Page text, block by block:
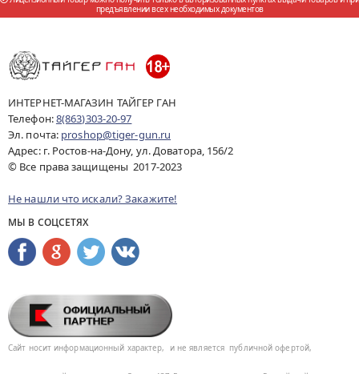
предъявлении всех необходимых документов
ИНТЕРНЕТ-МАГАЗИН ТАЙГЕР ГАН
Телефон:8(863)303-20-97
Эл. почта: proshop@tiger-gun.ru
Адрес: г. Ростов-на-Дону, ул. Доватора, 156/2
© Все права защищены 2017-2023
Не нашли что искали? Закажите!
МЫ В СОЦСЕТЯХ
Сайт носит информационный характер, и не является публичной офертой,